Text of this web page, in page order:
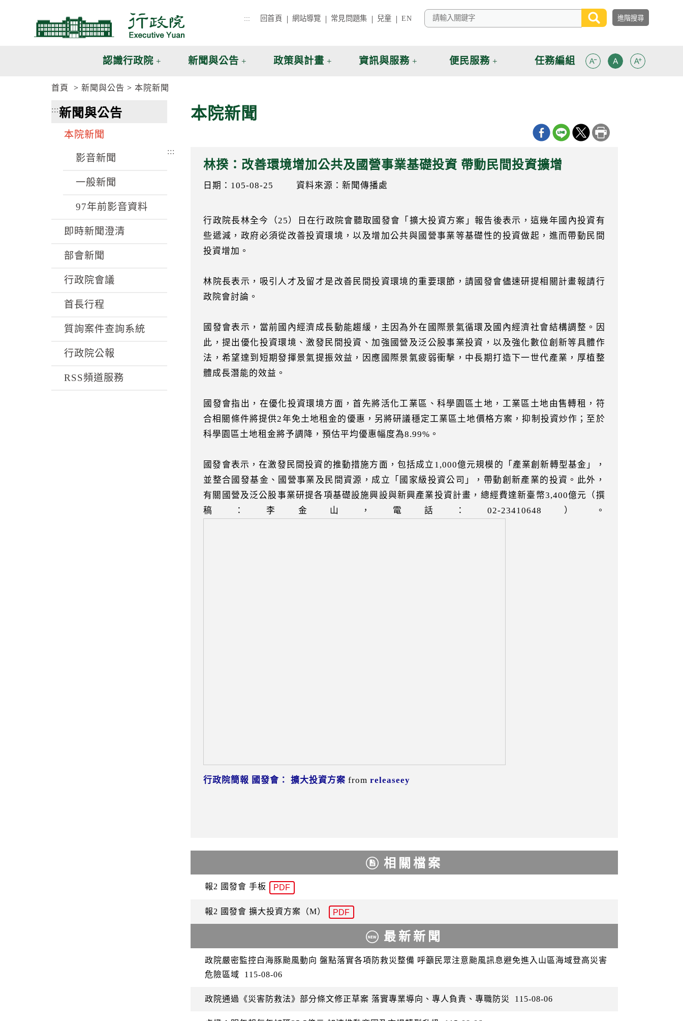
::: 回首頁 網站導覽 常見問題集 兒童 EN
認識行政院 新聞與公告 政策與計畫 資訊與服務 便民服務 任務編組
首頁 新聞與公告 本院新聞
:::新聞與公告
本院新聞
影音新聞
一般新聞
97年前影音資料
即時新聞澄清
部會新聞
行政院會議
首長行程
質詢案件查詢系統
行政院公報
RSS頻道服務
本院新聞
:::
林揆：改善環境增加公共及國營事業基礎投資 帶動民間投資擴增
日期：105-08-25 資料來源：新聞傳播處
行政院長林全今（25）日在行政院會聽取國發會「擴大投資方案」報告後表示，這幾年國內投資有
些遞減，政府必須從改善投資環境，以及增加公共與國營事業等基礎性的投資做起，進而帶動民間
投資增加。
林院長表示，吸引人才及留才是改善民間投資環境的重要環節，請國發會儘速研提相關計畫報請行
政院會討論。
國發會表示，當前國內經濟成長動能趨緩，主因為外在國際景氣循環及國內經濟社會結構調整。因
此，提出優化投資環境、激發民間投資、加強國營及泛公股事業投資，以及強化數位創新等具體作
法，希望達到短期發揮景氣提振效益，因應國際景氣疲弱衝擊，中長期打造下一世代產業，厚植整
體成長潛能的效益。
國發會指出，在優化投資環境方面，首先將活化工業區、科學園區土地，工業區土地由售轉租，符
合相關條件將提供2年免土地租金的優惠，另將研議穩定工業區土地價格方案，抑制投資炒作；至於
科學園區土地租金將予調降，預估平均優惠幅度為8.99%。
國發會表示，在激發民間投資的推動措施方面，包括成立1,000億元規模的「產業創新轉型基金」，
並整合國發基金、國營事業及民間資源，成立「國家級投資公司」，帶動創新產業的投資。此外，
有關國營及泛公股事業研提各項基礎設施興設與新興產業投資計畫，總經費達新臺幣3,400億元（撰
稿：李金山，電話：02-23410648）。
行政院簡報 國發會： 擴大投資方案 fromreleaseey
相關檔案
報2 國發會 手板 PDF
報2 國發會 擴大投資方案（M） PDF
最新新聞
政院嚴密監控白海豚颱風動向 盤點落實各項防救災整備 呼籲民眾注意颱風訊息避免進入山區海域登高災害
危險區域
115-08-06
政院通過《災害防救法》部分條文修正草案 落實專業導向、專人負責、專職防災 115-08-06